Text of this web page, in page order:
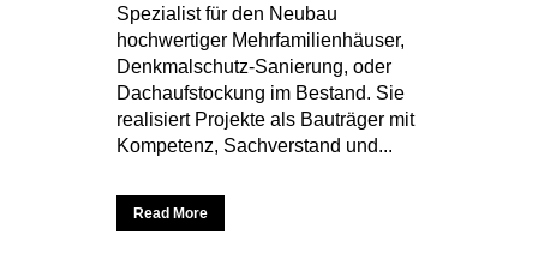
Spezialist für den Neubau
hochwertiger Mehrfamilienhäuser,
Denkmalschutz-Sanierung, oder
Dachaufstockung im Bestand. Sie
realisiert Projekte als Bauträger mit
Kompetenz, Sachverstand und...
Read More